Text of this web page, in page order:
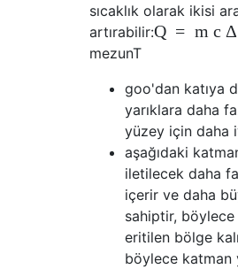
sıcaklık olarak ikisi
artırabilir:Q = m c Δ
mezunT
goo'dan katıya
yarıklara daha
yüzey için daha
aşağıdaki
iletilecek daha
içerir ve daha
sahiptir,
eritilen bölge
böylece katman